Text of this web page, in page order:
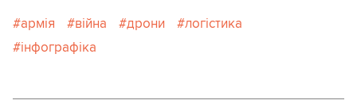
армія війна дрони
логістика
інфографіка